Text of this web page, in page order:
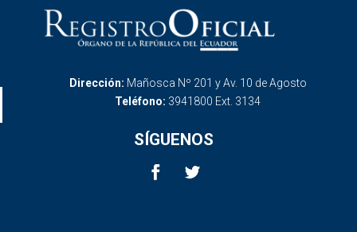
Dirección: Mañosca Nº 201 y Av. 10 de Agosto
Teléfono: 3941800 Ext. 3134
SÍGUENOS